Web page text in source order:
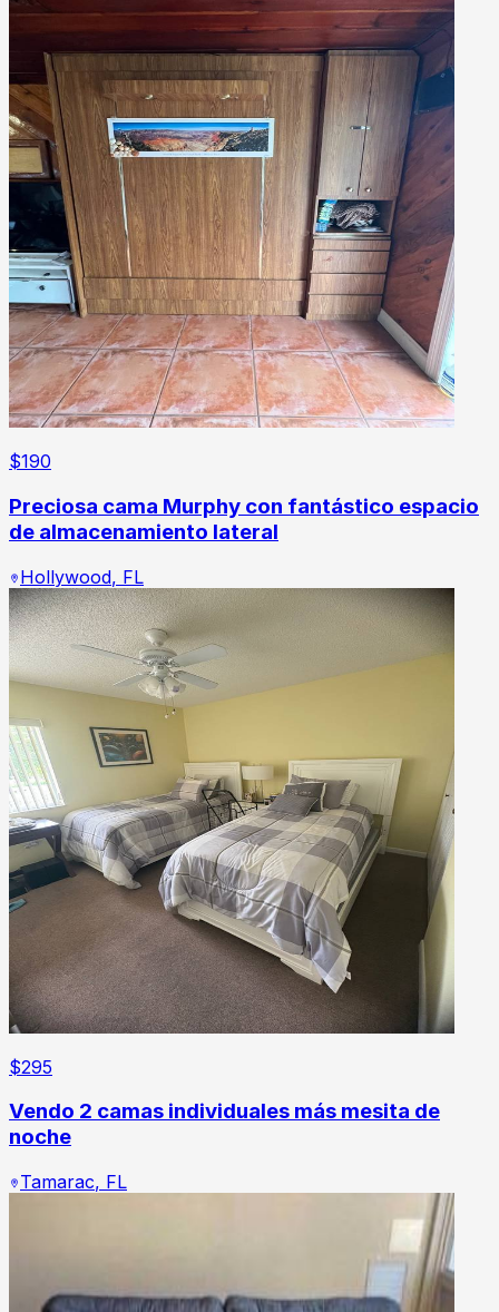
$190
Preciosa cama Murphy con fantástico espacio
de almacenamiento lateral
Hollywood, FL
$295
Vendo 2 camas individuales más mesita de
noche
Tamarac, FL